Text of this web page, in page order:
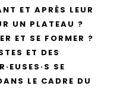
ET APRÈS LEUR
UN PLATEAU ?
ET SE FORMER ?
ET DES
SE
LE CADRE DU